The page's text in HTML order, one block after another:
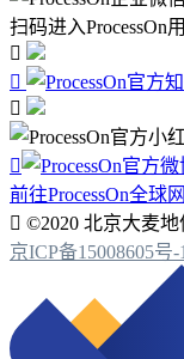
扫码进入ProcessOn




前往ProcessOn全球
 ©2020 北京大麦
京ICP备15008605号-1